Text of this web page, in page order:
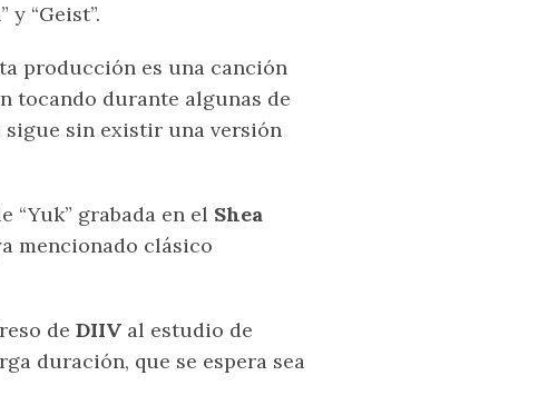
“Geist”.
producción es una canción
tocando durante algunas de
sigue sin existir una versión
“Yuk” grabada en el Shea
mencionado clásico
de DIIV al estudio de
duración, que se espera sea